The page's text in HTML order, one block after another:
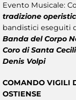
Evento Musicale:
tradizione
bandistici eseguiti
Banda del Corpo
Coro di Santa
Denis Volpi
COMANDO VIGILI
OSTIENSE